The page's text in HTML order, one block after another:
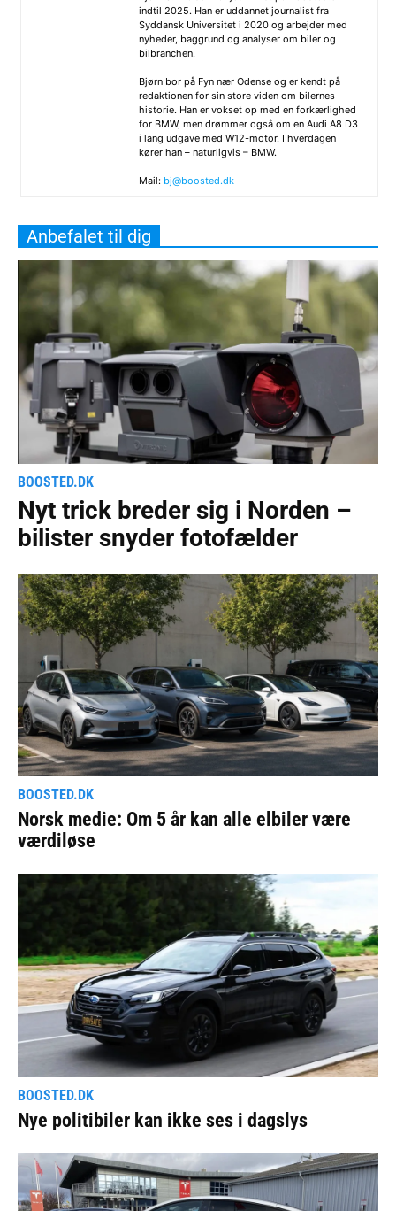
indtil 2025. Han er uddannet journalist fra
Syddansk Universitet i 2020 og arbejder med
nyheder, baggrund og analyser om biler og
bilbranchen.
Bjørn bor på Fyn nær Odense og er kendt på
redaktionen for sin store viden om bilernes
historie. Han er vokset op med en forkærlighed
for BMW, men drømmer også om en Audi A8 D3
i lang udgave med W12-motor. I hverdagen
kører han – naturligvis – BMW.
Mail: bj@boosted.dk